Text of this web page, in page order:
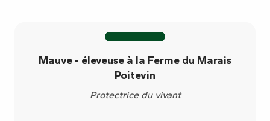
Mauve - éleveuse à la Ferme du Marais
Poitevin
Protectrice du vivant